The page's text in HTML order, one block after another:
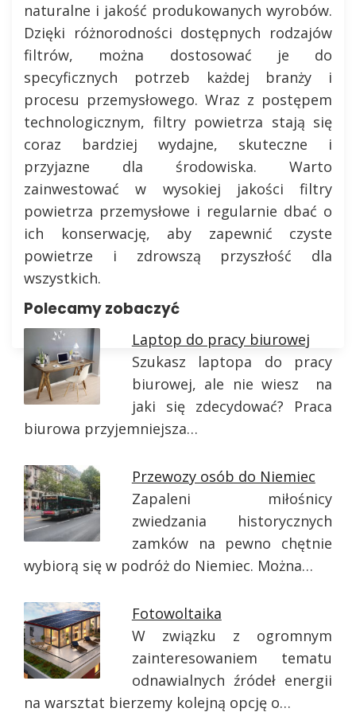
naturalne i jakość produkowanych wyrobów.
Dzięki różnorodności dostępnych rodzajów
filtrów, można dostosować je do
specyficznych potrzeb każdej branży i
procesu przemysłowego. Wraz z postępem
technologicznym, filtry powietrza stają się
coraz bardziej wydajne, skuteczne i
przyjazne dla środowiska. Warto
zainwestować w wysokiej jakości filtry
powietrza przemysłowe i regularnie dbać o
ich konserwację, aby zapewnić czyste
powietrze i zdrowszą przyszłość dla
wszystkich.
Polecamy zobaczyć
Laptop do pracy biurowej
Szukasz laptopa do pracy
biurowej, ale nie wiesz na
jaki się zdecydować? Praca
biurowa przyjemniejsza…
Przewozy osób do Niemiec
Zapaleni miłośnicy
zwiedzania historycznych
zamków na pewno chętnie
wybiorą się w podróż do Niemiec. Można…
Fotowoltaika
W związku z ogromnym
zainteresowaniem tematu
odnawialnych źródeł energii
na warsztat bierzemy kolejną opcję o…